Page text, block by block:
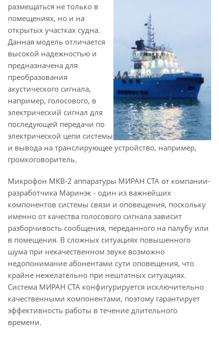
размещаться не только в
помещениях, но и на
открытых участках судна.
Данная модель отличается
высокой надежностью и
предназначена для
преобразования
акустического сигнала,
например, голосового, в
электрический сигнал для
последующей передачи по
электрической цепи системы
и вывода на транслирующее устройство, например,
громкоговоритель.
Микрофон МКВ-2 аппаратуры МИРАН СТА от компании-
разработчика Маринэк - один из важнейших
компонентов системы связи и оповещения, поскольку
именно от качества голосового сигнала зависит
разборчивость сообщения, переданного на палубу или
в помещения. В сложных ситуациях повышенного
шума при некачественном звуке возможно
недопонимание абонентами сути оповещения, что
крайне нежелательно при нештатных ситуациях.
Система МИРАН СТА конфигурируется исключительно
качественными компонентами, поэтому гарантирует
эффективность работы в течение длительного
времени.